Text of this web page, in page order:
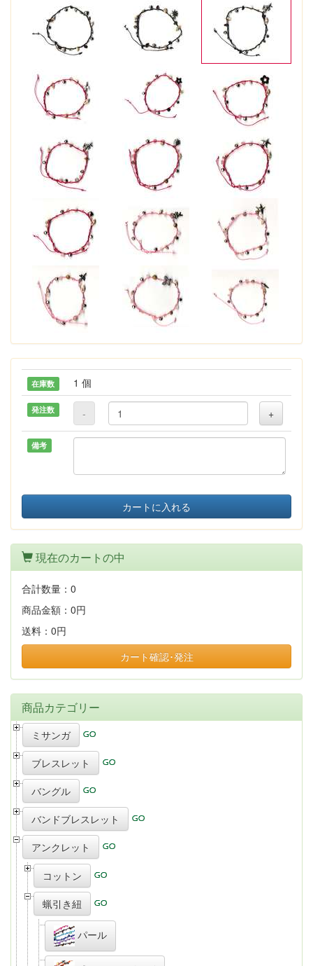
在庫数 1 個
発注数 - +
備考
カートに入れる
現在のカートの中
合計数量： 0
商品金額： 0円
送料： 0円
カート確認･発注
商品カテゴリー
ミサンガ
ブレスレット
バングル
バンドブレスレット
アンクレット
コットン
蝋引き紐
パール